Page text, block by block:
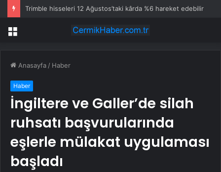
Trimble hisseleri 12 Ağustos’taki kârda %6 hareket edebilir
Menü
Anasayfa / Haber
Haber
İngiltere ve Galler’de silah
ruhsatı başvurularında
eşlerle mülakat uygulaması
başladı